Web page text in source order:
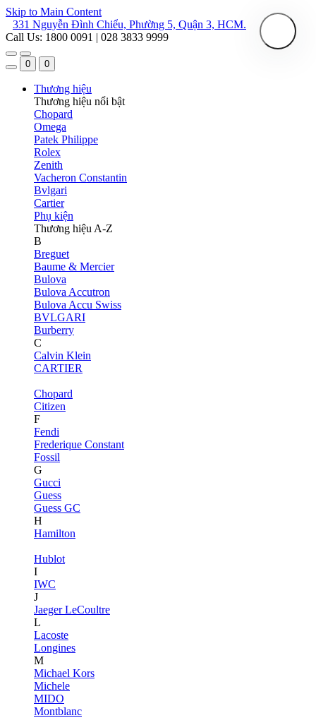
Skip to Main Content
331 Nguyễn Đình Chiểu, Phường 5, Quận 3, HCM.
Call Us: 1800 0091 | 028 3833 9999
0 0
Thương hiệu
Thương hiệu nổi bật
Chopard
Omega
Patek Philippe
Rolex
Zenith
Vacheron Constantin
Bvlgari
Cartier
Phụ kiện
Thương hiệu A-Z
B
Breguet
Baume & Mercier
Bulova
Bulova Accutron
Bulova Accu Swiss
BVLGARI
Burberry
C
Calvin Klein
CARTIER
Chopard
Citizen
F
Fendi
Frederique Constant
Fossil
G
Gucci
Guess
Guess GC
H
Hamilton
Hublot
I
IWC
J
Jaeger LeCoultre
L
Lacoste
Longines
M
Michael Kors
Michele
MIDO
Montblanc